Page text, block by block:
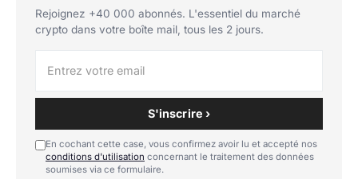
Rejoignez +40 000 abonnés. L'essentiel du marché
crypto dans votre boîte mail, tous les 2 jours.
S'inscrire ›
En cochant cette case, vous confirmez avoir lu et accepté nos
conditions d'utilisation concernant le traitement des données
soumises via ce formulaire.